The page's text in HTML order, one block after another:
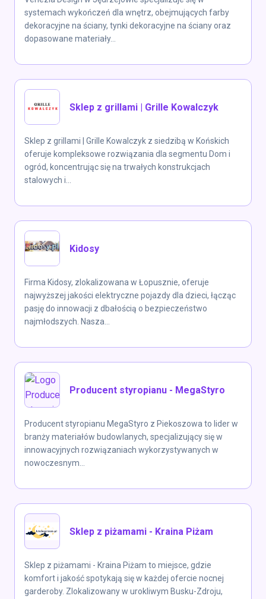
systemach wykończeń dla wnętrz, obejmujących farby
dekoracyjne na ściany, tynki dekoracyjne na ściany oraz
dopasowane materiały...
Sklep z grillami | Grille Kowalczyk
Sklep z grillami | Grille Kowalczyk z siedzibą w Końskich
oferuje kompleksowe rozwiązania dla segmentu Dom i
ogród, koncentrując się na trwałych konstrukcjach
stalowych i...
Kidosy
Firma Kidosy, zlokalizowana w Łopusznie, oferuje
najwyższej jakości elektryczne pojazdy dla dzieci, łącząc
pasję do innowacji z dbałością o bezpieczeństwo
najmłodszych. Nasza...
Producent styropianu - MegaStyro
Producent styropianu MegaStyro z Piekoszowa to lider w
branży materiałów budowlanych, specjalizujący się w
innowacyjnych rozwiązaniach wykorzystywanych w
nowoczesnym...
Sklep z piżamami - Kraina Piżam
Sklep z piżamami - Kraina Piżam to miejsce, gdzie
komfort i jakość spotykają się w każdej ofercie nocnej
garderoby. Zlokalizowany w urokliwym Busku-Zdroju,